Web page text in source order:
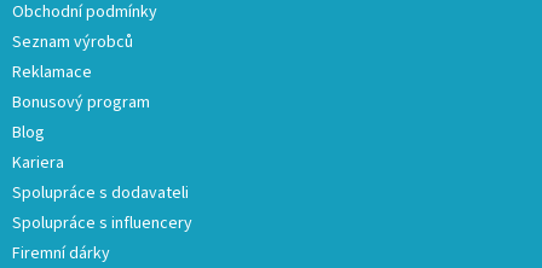
Obchodní podmínky
Seznam výrobců
Reklamace
Bonusový program
Blog
Kariera
Spolupráce s dodavateli
Spolupráce s influencery
Firemní dárky